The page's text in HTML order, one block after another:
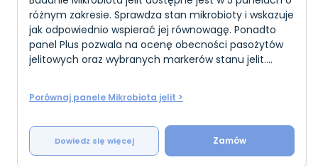
różnym zakresie. Sprawdza stan mikrobioty i wskazuje
jak odpowiednio wspierać jej równowagę. Ponadto
panel Plus pozwala na ocenę obecności pasożytów
jelitowych oraz wybranych markerów stanu jelit.
Porównaj panele Mikrobiota jelit >
Dowiedz się więcej Zamów